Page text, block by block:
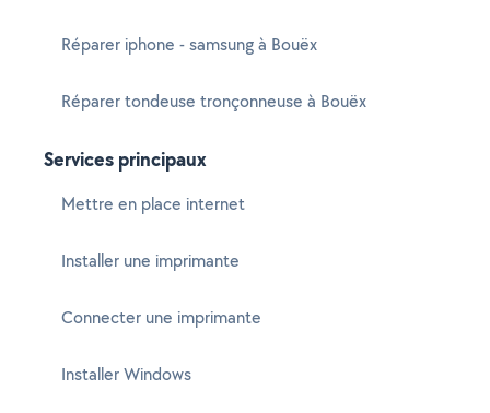
Réparer iphone - samsung à Bouëx
Réparer tondeuse tronçonneuse à Bouëx
Services principaux
Mettre en place internet
Installer une imprimante
Connecter une imprimante
Installer Windows